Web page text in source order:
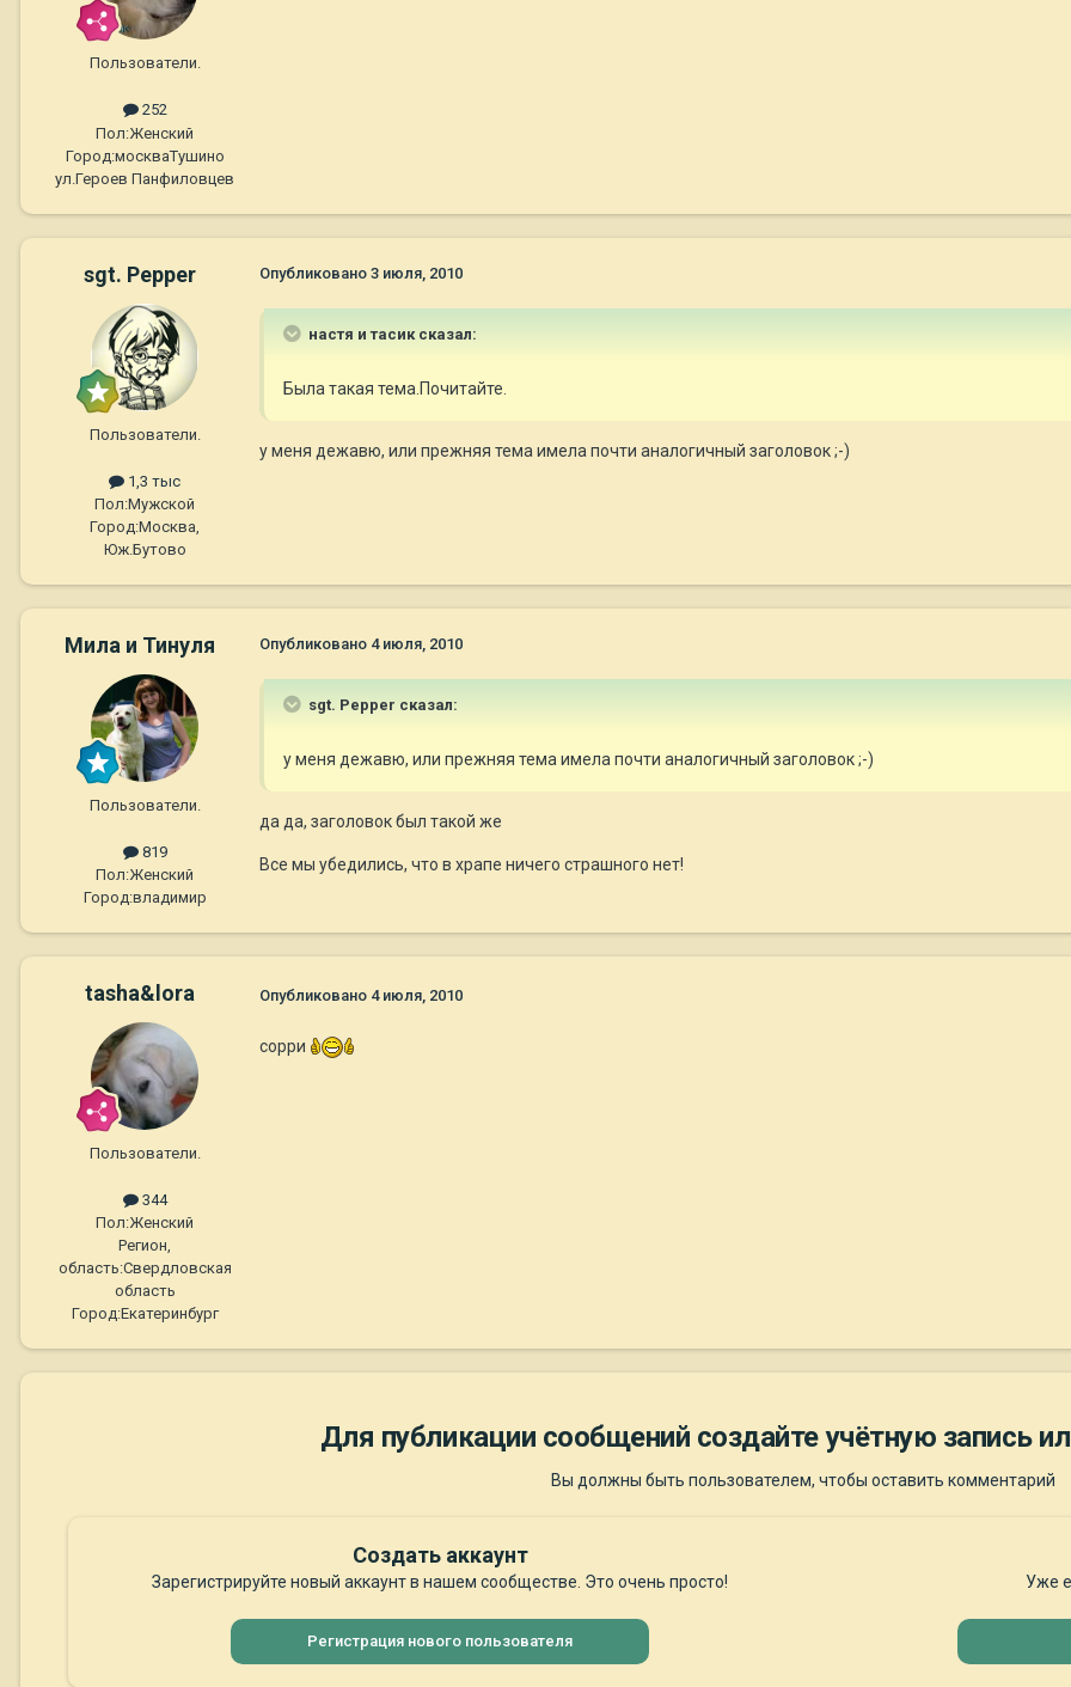
Пользователи.
252
Пол:Женский
Город:москваТушино
ул.Героев Панфиловцев
sgt. Pepper
Пользователи.
1,3 тыс
Пол:Мужской
Город:Москва,
Юж.Бутово
Опубликовано 3 июля, 2010
настя и тасик сказал:
Была такая тема.Почитайте.
у меня дежавю, или прежняя тема имела почти аналогичный заголовок ;-)
Мила и Тинуля
Пользователи.
819
Пол:Женский
Город:владимир
Опубликовано 4 июля, 2010
sgt. Pepper сказал:
у меня дежавю, или прежняя тема имела почти аналогичный заголовок ;-)
да да, заголовок был такой же
Все мы убедились, что в храпе ничего страшного нет!
tasha&lora
Пользователи.
344
Пол:Женский
Регион,
область:Свердловская
область
Город:Екатеринбург
Опубликовано 4 июля, 2010
сорри
Для публикации сообщений создайте учётную запись
Вы должны быть пользователем, чтобы оставить комментарий
Создать аккаунт
Зарегистрируйте новый аккаунт в нашем сообществе. Это очень просто!
Регистрация нового пользователя
Уже